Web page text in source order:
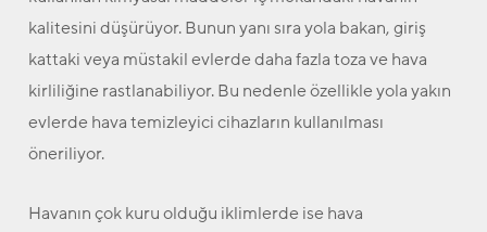
kalitesini düşürüyor. Bunun yanı sıra yola bakan, giriş
kattaki veya müstakil evlerde daha fazla toza ve hava
kirliliğine rastlanabiliyor. Bu nedenle özellikle yola yakın
evlerde hava temizleyici cihazların kullanılması
öneriliyor.
Havanın çok kuru olduğu iklimlerde ise hava